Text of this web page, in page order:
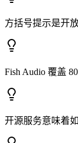
方括号提示是开
Fish Audio 覆盖
开源服务意味着